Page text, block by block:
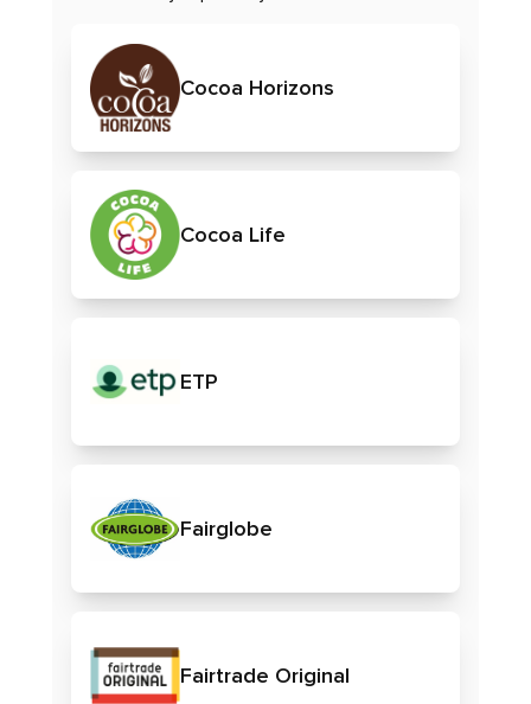
Cocoa Horizons
Cocoa Life
ETP
Fairglobe
Fairtrade Original